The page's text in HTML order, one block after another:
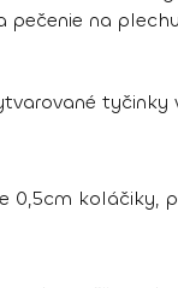
pečenie na
tyčinky
0,5cm koláčiky,